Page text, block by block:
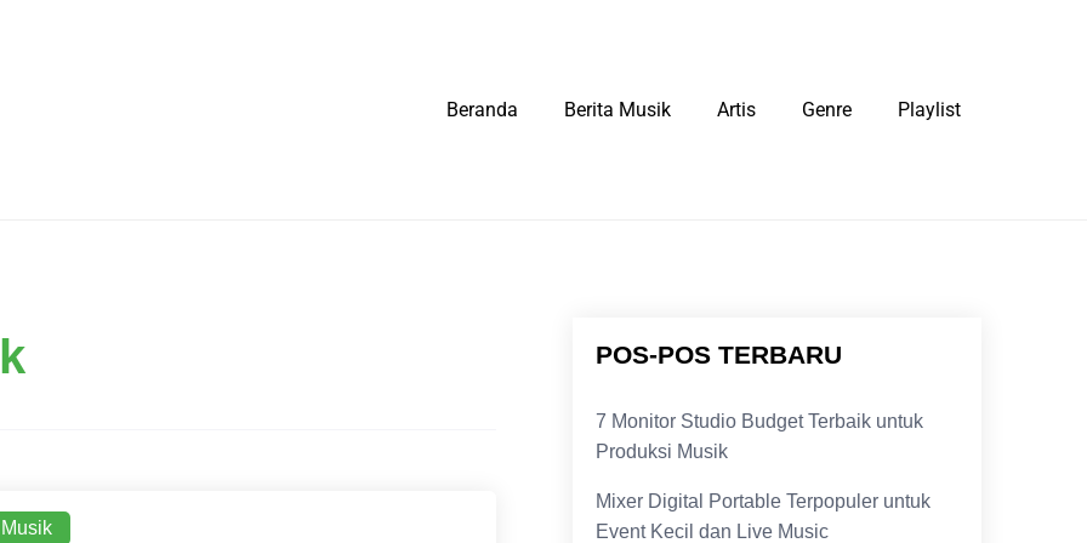
Beranda Berita Musik Artis Genre Playlist
POS-POS TERBARU
7 Monitor Studio Budget Terbaik untuk
Produksi Musik
Mixer Digital Portable Terpopuler untuk
Event Kecil dan Live Music